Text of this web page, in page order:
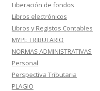
Liberación de fondos
Libros electrónicos
Libros y Registos Contables
MYPE TRIBUTARIO
NORMAS ADMINISTRATIVAS
Personal
Perspectiva Tributaria
PLAGIO